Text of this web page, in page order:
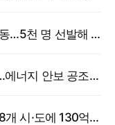
6만 명 몰린 '모두의 창업' 본격 시동…5천 명 선발해 밀착 지원
한일, 원유·석유제품 스와프 추진…에너지 안보 공조 강화
고용부, 중동전쟁 여파 대응 위해 8개 시·도에 130억 원 긴급 투입